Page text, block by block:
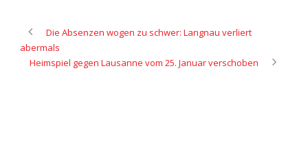
Die Absenzen wogen zu schwer: Langnau verliert
abermals
Heimspiel gegen Lausanne vom 25. Januar verschoben